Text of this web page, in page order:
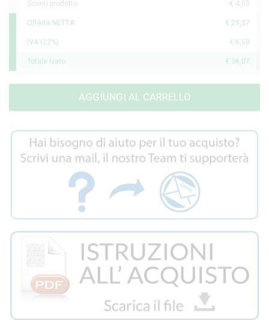
Sconti prodotto -€ 4,03
Offerta NETTA € 29,57
IVA (22%) € 6,50
Totale Ivato € 36,07
AGGIUNGI AL CARRELLO